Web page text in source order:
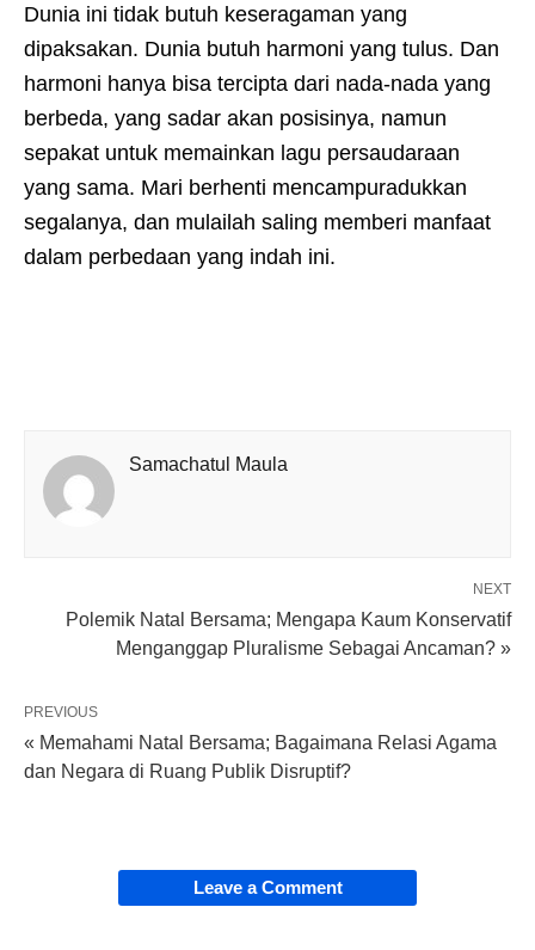
Dunia ini tidak butuh keseragaman yang
dipaksakan. Dunia butuh harmoni yang tulus. Dan
harmoni hanya bisa tercipta dari nada-nada yang
berbeda, yang sadar akan posisinya, namun
sepakat untuk memainkan lagu persaudaraan
yang sama. Mari berhenti mencampuradukkan
segalanya, dan mulailah saling memberi manfaat
dalam perbedaan yang indah ini.
Samachatul Maula
NEXT
Polemik Natal Bersama; Mengapa Kaum Konservatif
Menganggap Pluralisme Sebagai Ancaman? »
PREVIOUS
« Memahami Natal Bersama; Bagaimana Relasi Agama
dan Negara di Ruang Publik Disruptif?
Leave a Comment